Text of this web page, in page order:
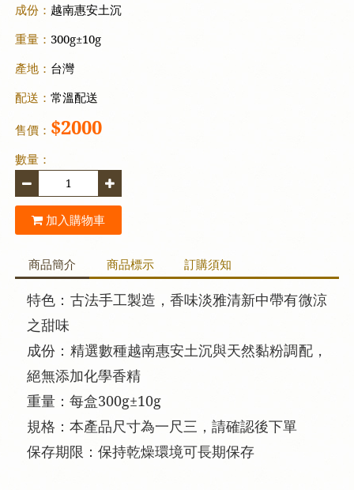
成份： 越南惠安土沉
重量： 300g±10g
產地： 台灣
配送：常溫配送
售價： $2000
數量：
加入購物車
商品簡介 商品標示 訂購須知
特色：古法手工製造，香味淡雅清新中帶有微涼
之甜味
成份：精選數種越南惠安土沉與天然黏粉調配，
絕無添加化學香精
重量：每盒300g±10g
規格：本產品尺寸為一尺三，請確認後下單
保存期限：保持乾燥環境可長期保存